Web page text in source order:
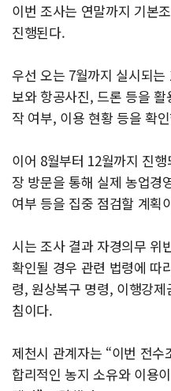
이번 조사는 연말까지 기본
진행된다.
우선 오는 7월까지 실시되
보와 항공사진, 드론 등을
작 여부, 이용 현황 등을 확
이어 8월부터 12월까지 진
장 방문을 통해 실제 농업경
여부 등을 집중 점검할 계획
시는 조사 결과 자경의무 위
확인될 경우 관련 법령에 따
령, 원상복구 명령, 이행강
침이다.
제천시 관계자는 “이번 전
합리적인 농지 소유와 이용